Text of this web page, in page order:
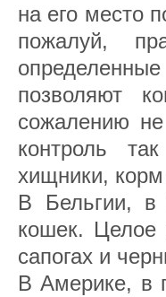
на его место
пожалуй,
позволяют
сожалению
контроль
хищники,
В Бельгии, в
кошек. Целое
сапогах и
В Америке, в